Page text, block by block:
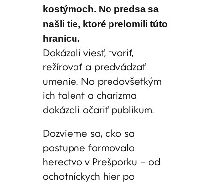
kostýmoch. No predsa sa
našli tie, ktoré prelomili túto
hranicu.
Dokázali viesť, tvoriť,
režírovať a predvádzať
umenie. No predovšetkým
ich talent a charizma
dokázali očariť publikum.
Dozvieme sa, ako sa
postupne formovalo
herectvo v Prešporku – od
ochotníckych hier po